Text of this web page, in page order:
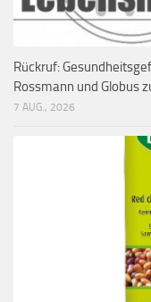
Rückruf:
Rossmann und Globus
7 AUG., 2026